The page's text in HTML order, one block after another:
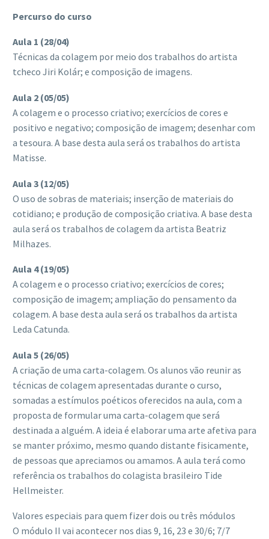
Percurso do curso
Aula 1 (28/04)
Técnicas da colagem por meio dos trabalhos do artista
tcheco Jiri Kolár; e composição de imagens.
Aula 2 (05/05)
A colagem e o processo criativo; exercícios de cores e
positivo e negativo; composição de imagem; desenhar com
a tesoura. A base desta aula será os trabalhos do artista
Matisse.
Aula 3 (12/05)
O uso de sobras de materiais; inserção de materiais do
cotidiano; e produção de composição criativa. A base desta
aula será os trabalhos de colagem da artista Beatriz
Milhazes.
Aula 4 (19/05)
A colagem e o processo criativo; exercícios de cores;
composição de imagem; ampliação do pensamento da
colagem. A base desta aula será os trabalhos da artista
Leda Catunda.
Aula 5 (26/05)
A criação de uma carta-colagem. Os alunos vão reunir as
técnicas de colagem apresentadas durante o curso,
somadas a estímulos poéticos oferecidos na aula, com a
proposta de formular uma carta-colagem que será
destinada a alguém. A ideia é elaborar uma arte afetiva para
se manter próximo, mesmo quando distante fisicamente,
de pessoas que apreciamos ou amamos. A aula terá como
referência os trabalhos do colagista brasileiro Tide
Hellmeister.
Valores especiais para quem fizer dois ou três módulos
O módulo II vai acontecer nos dias 9, 16, 23 e 30/6; 7/7